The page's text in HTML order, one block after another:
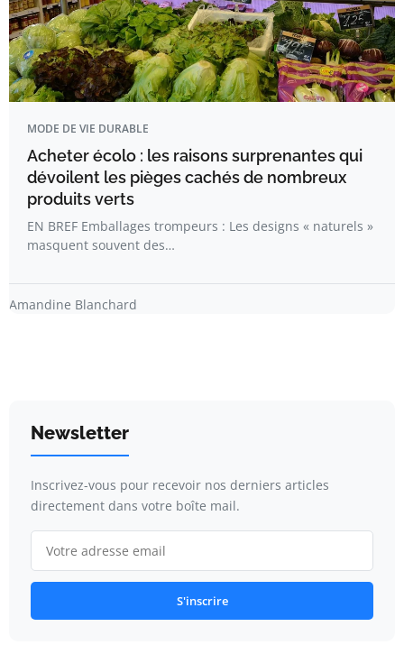
MODE DE VIE DURABLE
Acheter écolo : les raisons surprenantes qui
dévoilent les pièges cachés de nombreux
produits verts
EN BREF Emballages trompeurs : Les designs « naturels »
masquent souvent des…
Amandine Blanchard
Newsletter
Inscrivez-vous pour recevoir nos derniers articles
directement dans votre boîte mail.
S'inscrire